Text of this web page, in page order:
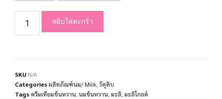
หยิบใส่ตะกร้า
SKU N/A
Categories ผลิตภัณฑ์นม/ Milk วัตุดิบ
Tags ครีมเทียมข้นหวาน นมข้นหวาน มะลิ มะลิโกลด์